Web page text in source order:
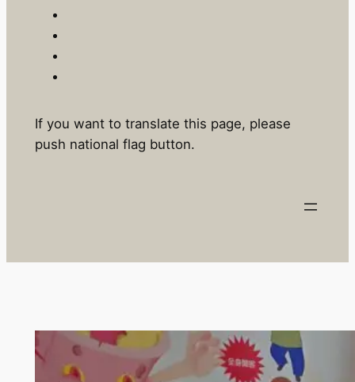
If you want to translate this page, please
push national flag button.